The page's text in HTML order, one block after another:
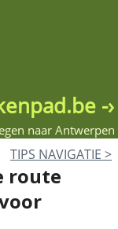
TIPS NAVIGATIE >
-›
naar Antwerpen